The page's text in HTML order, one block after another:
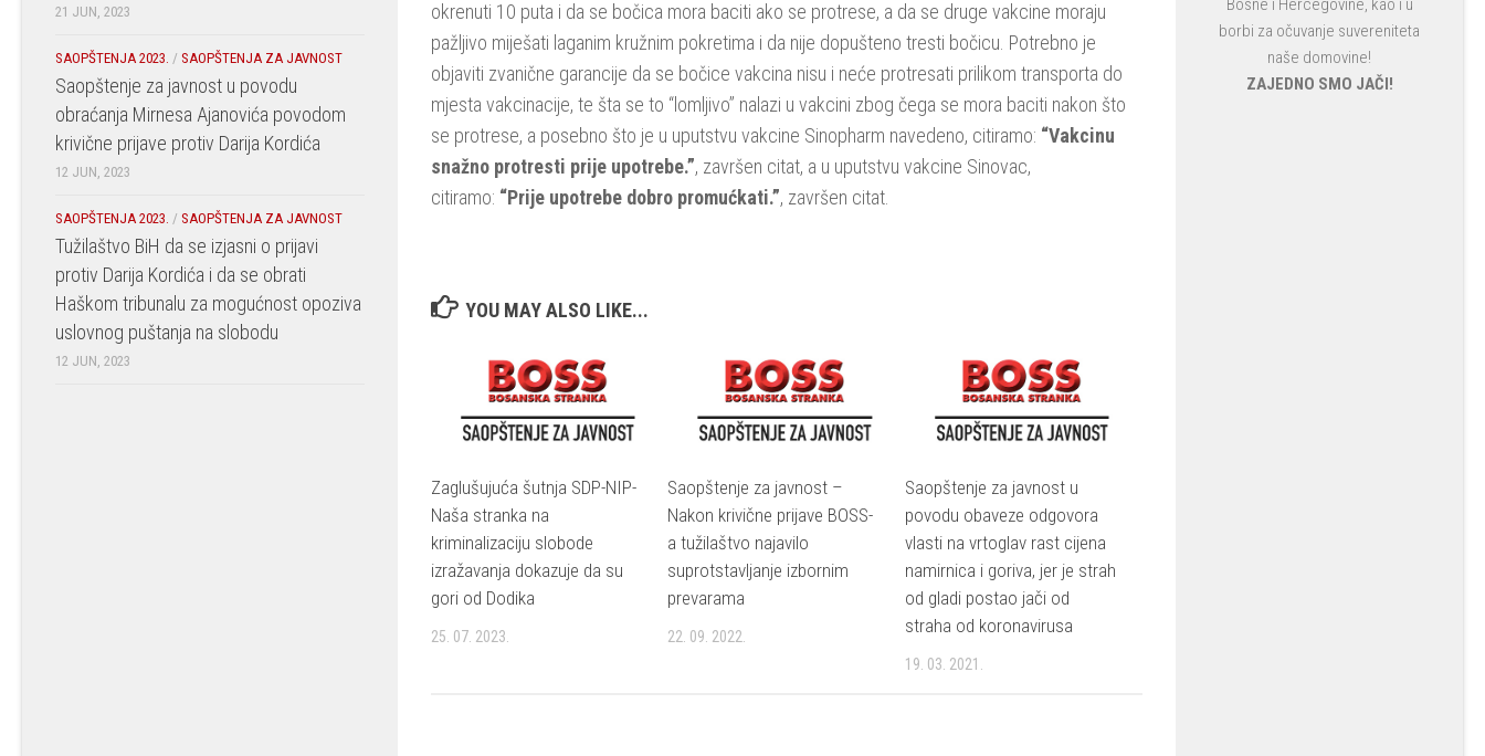
okrenuti 10 puta i da se bočica mora baciti ako se protrese, a da se druge vakcine moraju
pažljivo miješati laganim kružnim pokretima i da nije dopušteno tresti bočicu. Potrebno je
objaviti zvanične garancije da se bočice vakcina nisu i neće protresati prilikom transporta do
mjesta vakcinacije, te šta se to “lomljivo” nalazi u vakcini zbog čega se mora baciti nakon što
se protrese, a posebno što je u uputstvu vakcine Sinopharm navedeno, citiramo: “Vakcinu
snažno protresti prije upotrebe.”, završen citat, a u uputstvu vakcine Sinovac,
citiramo: “Prije upotrebe dobro promućkati.”, završen citat.
YOU MAY ALSO LIKE...
Zaglušujuća šutnja SDP-NIP-
Naša stranka na
kriminalizaciju slobode
izražavanja dokazuje da su
gori od Dodika
25. 07. 2023.
Saopštenje za javnost –
Nakon krivične prijave BOSS-
a tužilaštvo najavilo
suprotstavljanje izbornim
prevarama
22. 09. 2022.
Saopštenje za javnost u
povodu obaveze odgovora
vlasti na vrtoglav rast cijena
namirnica i goriva, jer je strah
od gladi postao jači od
straha od koronavirusa
19. 03. 2021.
21 JUN, 2023
SAOPŠTENJA 2023. / SAOPŠTENJA ZA JAVNOST
Saopštenje za javnost u povodu
obraćanja Mirnesa Ajanovića povodom
krivične prijave protiv Darija Kordića
12 JUN, 2023
SAOPŠTENJA 2023. / SAOPŠTENJA ZA JAVNOST
Tužilaštvo BiH da se izjasni o prijavi
protiv Darija Kordića i da se obrati
Haškom tribunalu za mogućnost opoziva
uslovnog puštanja na slobodu
12 JUN, 2023
Bosne i Hercegovine, kao i u
borbi za očuvanje suvereniteta
naše domovine!
ZAJEDNO SMO JAČI!